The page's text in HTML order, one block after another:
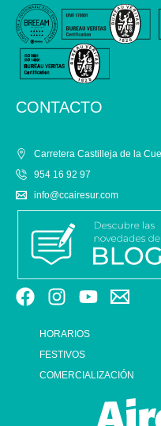
CONTACTO
Carretera Castilleja de la
954 16 92 97
info@ccairesur.com
HORARIOS
FESTIVOS
COMERCIALIZACIÓN